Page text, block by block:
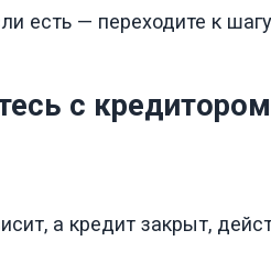
есть — переходите к
с
а кредит закрыт,